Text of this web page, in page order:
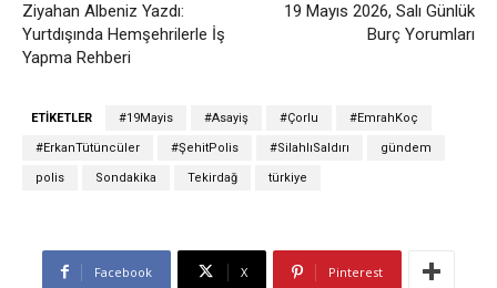
Ziyahan Albeniz Yazdı:
Yurtdışında Hemşehrilerle İş
Yapma Rehberi
19 Mayıs 2026, Salı Günlük
Burç Yorumları
ETIKETLER #19Mayis #Asayiş #Çorlu #EmrahKoç
#ErkanTütüncüler #ŞehitPolis #SilahlıSaldırı gündem
polis Sondakika Tekirdağ türkiye
Facebook X Pinterest